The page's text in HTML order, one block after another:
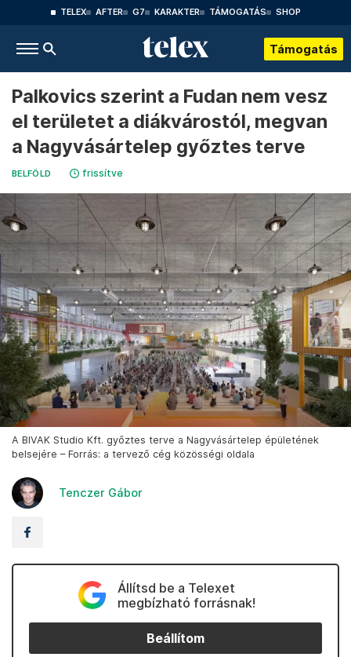
TELEX AFTER G7 KARAKTER TÁMOGATÁS SHOP
Támogatás
Palkovics szerint a Fudan nem vesz
el területet a diákvárostól, megvan
a Nagyvásártelep győztes terve
BELFÖLD frissítve
A BIVAK Studio Kft. győztes terve a Nagyvásártelep épületének
belsejére – Forrás: a tervező cég közösségi oldala
Tenczer Gábor
Állítsd be a Telexet
megbízható forrásnak!
Beállítom